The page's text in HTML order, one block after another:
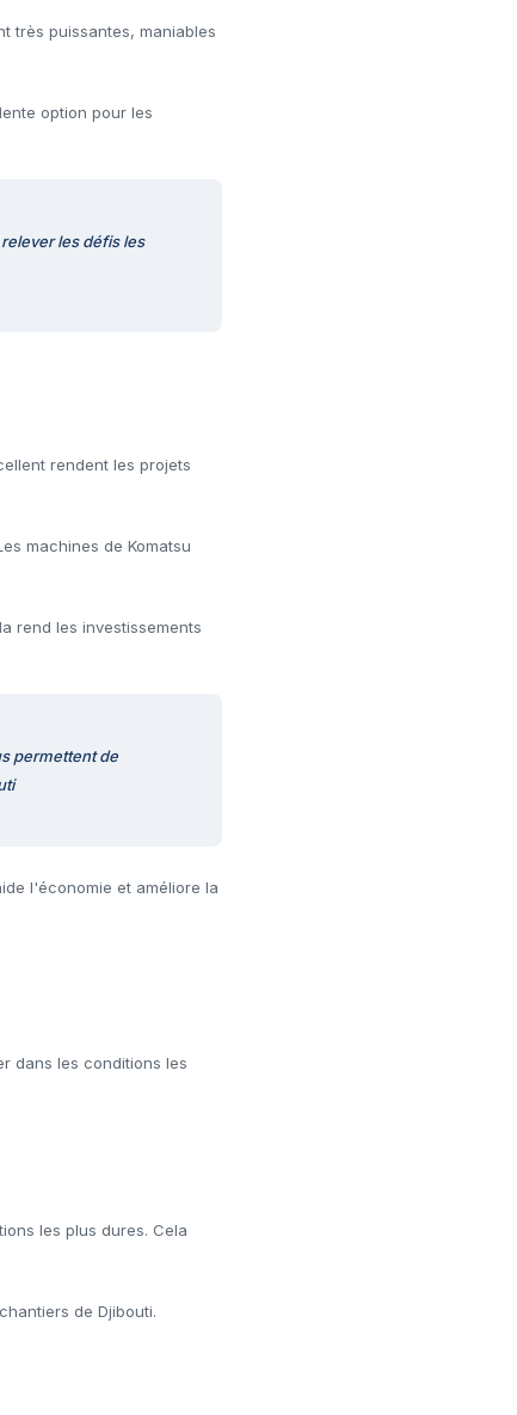
très puissantes, maniables
option pour les
les défis les
rendent les projets
machines de Komatsu
rend les investissements
permettent de
l'économie et améliore la
dans les conditions les
les plus dures. Cela
de Djibouti.